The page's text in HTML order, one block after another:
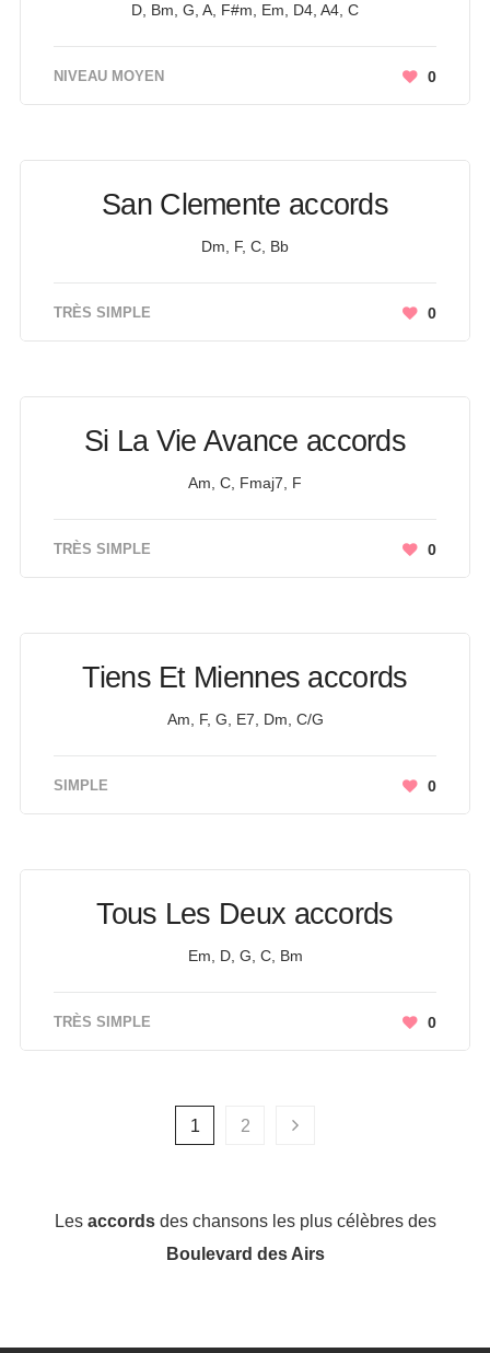
D, Bm, G, A, F#m, Em, D4, A4, C
NIVEAU MOYEN 0
San Clemente accords
Dm, F, C, Bb
TRÈS SIMPLE 0
Si La Vie Avance accords
Am, C, Fmaj7, F
TRÈS SIMPLE 0
Tiens Et Miennes accords
Am, F, G, E7, Dm, C/G
SIMPLE 0
Tous Les Deux accords
Em, D, G, C, Bm
TRÈS SIMPLE 0
1 2
Les accordsdes chansons les plus célèbres des
Boulevard des Airs